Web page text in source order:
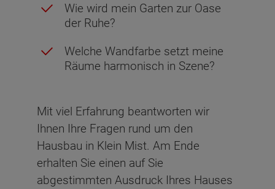
Wie wird mein Garten zur Oase
der Ruhe?
Welche Wandfarbe setzt meine
Räume harmonisch in Szene?
Mit viel Erfahrung beantworten wir
Ihnen Ihre Fragen rund um den
Hausbau in Klein Mist. Am Ende
erhalten Sie einen auf Sie
abgestimmten Ausdruck Ihres Hauses